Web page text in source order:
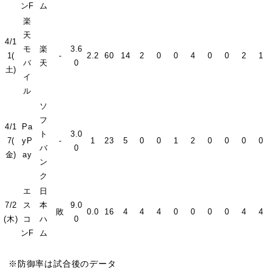
ンF
ム
4/1
1(
土)
楽
天
モ
バ
イ
ル
楽
天
-
3.6
0
2.2 60 14 2 0 0 4 0 0 2 1
4/1
7(
金)
Pa
yP
ay
ソ
フ
ト
バ
ン
ク
-
3.0
0
1 23 5 0 0 1 2 0 0 0 0
7/2
(木)
エ
ス
コ
ンF
日
本
ハ
ム
敗
9.0
0
0.0 16 4 4 4 0 0 0 0 4 4
※防御率は試合後のデータ